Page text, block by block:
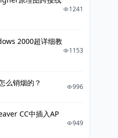
1241
2000超详细教
1153
么销烟的？ 996
CC中插入AP
949